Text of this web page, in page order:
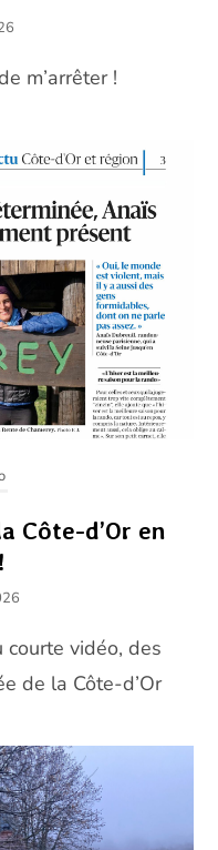
m’arrêter !
Côte-d’Or en
vidéo, des
de la Côte-d’Or